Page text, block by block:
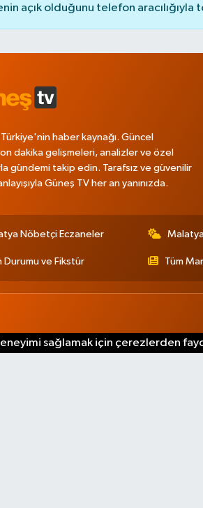
açık olduğunu telefon
haber kaynağı. Güncel
dakika gelişmeleri, analizler ve özel
gündemi takip edin. Tarafsız ve güvenilir
Güneş TV her an yanınızda.
Nöbetçi Eczaneler
Durumu ve Fikstür Tüm
sağlamak için çerezlerden